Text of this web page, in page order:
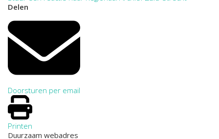
Delen
Doorsturen per email
Printen
Duurzaam webadres